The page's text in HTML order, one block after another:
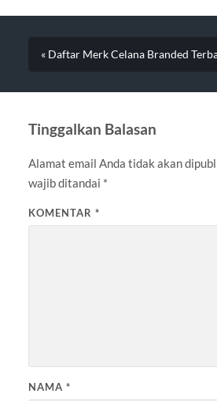
« Daftar Merk Celana Branded
Tinggalkan Balasan
Alamat email Anda tidak akan
wajib ditandai *
KOMENTAR *
NAMA *